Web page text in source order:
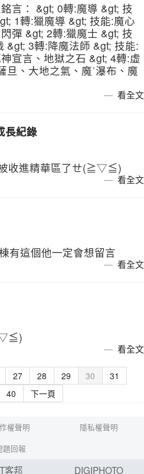
言： &gt; 0轉:魔導 &gt; 技
1轉:獵魔導 &gt; 技能:魔心
彈 &gt; 2轉:獵魔士 &gt; 技
&gt; 3轉:降魔法師 &gt; 技能:
宣言、地獄之石 &gt; 4轉:虛
旦、大地之氣、魔˙瀑布、魔
看全文
長紀錄
收進精華區了ㄝ(≧▽≦)
看全文
有這個他一定會想留言
看全文
看全文
27 28 29 30
31
40 下一頁
權聲明
隱私權聲明
題回報
T客邦 DIGIPHOTO